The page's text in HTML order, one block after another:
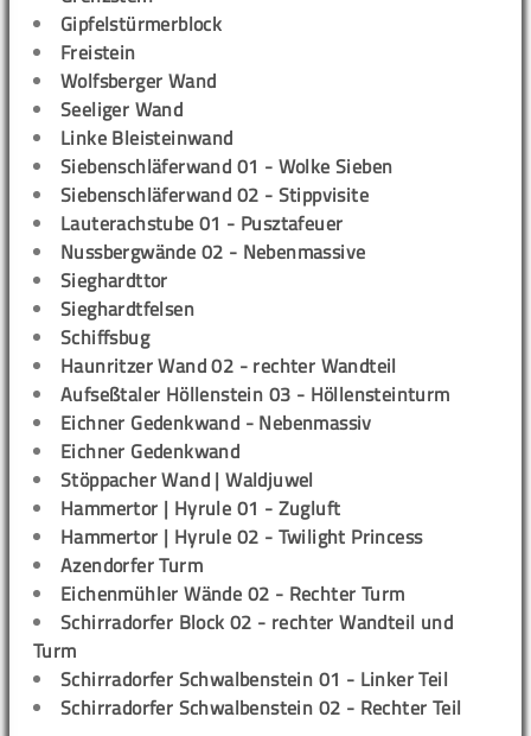
Gipfelstürmerblock
Freistein
Wolfsberger Wand
Seeliger Wand
Linke Bleisteinwand
Siebenschläferwand 01 - Wolke Sieben
Siebenschläferwand 02 - Stippvisite
Lauterachstube 01 - Pusztafeuer
Nussbergwände 02 - Nebenmassive
Sieghardttor
Sieghardtfelsen
Schiffsbug
Haunritzer Wand 02 - rechter Wandteil
Aufseßtaler Höllenstein 03 - Höllensteinturm
Eichner Gedenkwand - Nebenmassiv
Eichner Gedenkwand
Stöppacher Wand | Waldjuwel
Hammertor | Hyrule 01 - Zugluft
Hammertor | Hyrule 02 - Twilight Princess
Azendorfer Turm
Eichenmühler Wände 02 - Rechter Turm
Schirradorfer Block 02 - rechter Wandteil und
Turm
Schirradorfer Schwalbenstein 01 - Linker Teil
Schirradorfer Schwalbenstein 02 - Rechter Teil